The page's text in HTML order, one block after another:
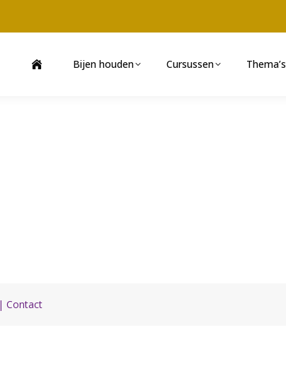
Bijen houden Cursussen Thema’s
| Contact